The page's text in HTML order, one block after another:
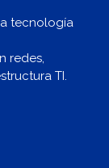
tecnología
redes,
TI.